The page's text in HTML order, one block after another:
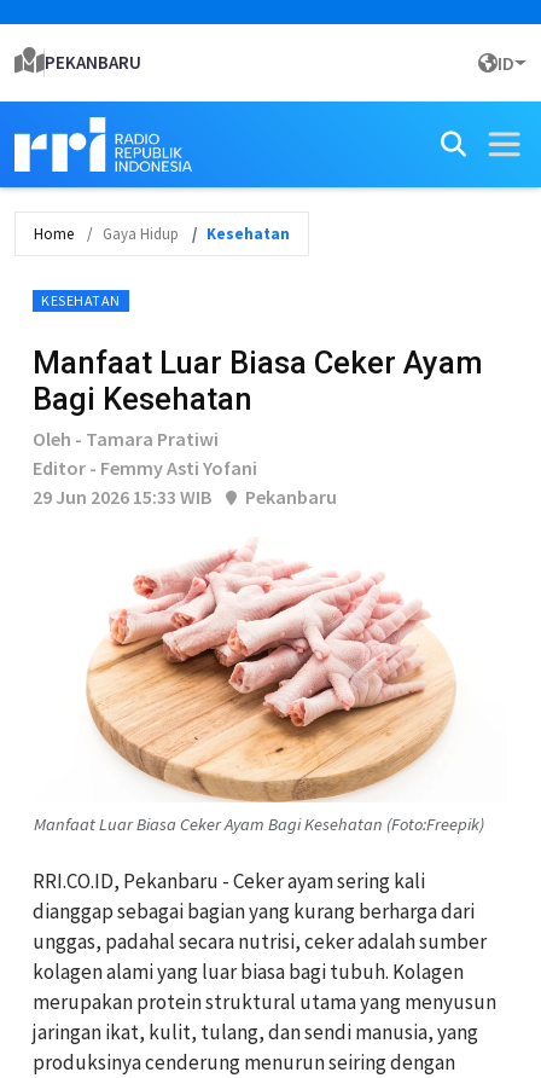
PEKANBARU ID
Home Gaya Hidup Kesehatan
KESEHATAN
Manfaat Luar Biasa Ceker Ayam
Bagi Kesehatan
Oleh - Tamara Pratiwi
Editor - Femmy Asti Yofani
29 Jun 2026 15:33 WIB
Pekanbaru
Manfaat Luar Biasa Ceker Ayam Bagi Kesehatan (Foto:Freepik)
RRI.CO.ID, Pekanbaru - Ceker ayam sering kali
dianggap sebagai bagian yang kurang berharga dari
unggas, padahal secara nutrisi, ceker adalah sumber
kolagen alami yang luar biasa bagi tubuh. Kolagen
merupakan protein struktural utama yang menyusun
jaringan ikat, kulit, tulang, dan sendi manusia, yang
produksinya cenderung menurun seiring dengan